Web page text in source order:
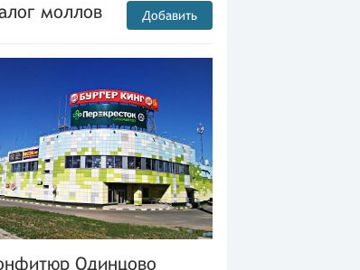
моллов Добавить
Одинцово